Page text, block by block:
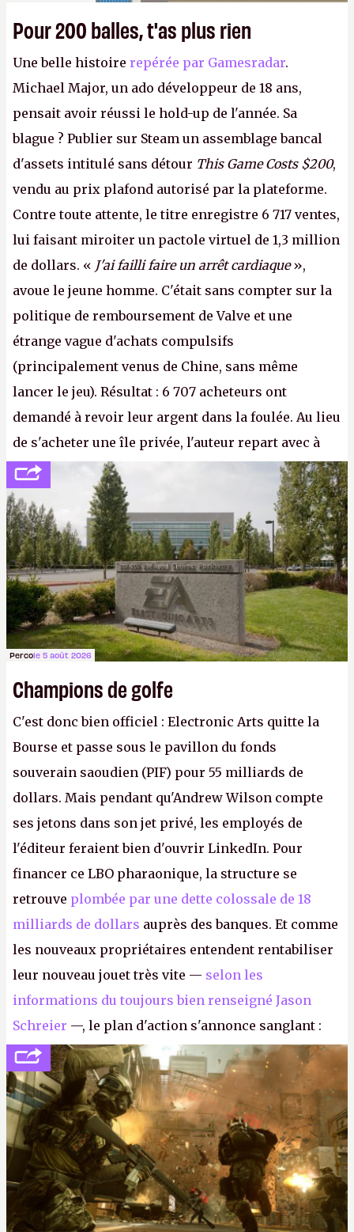
Pour 200 balles, t'as plus rien
Une belle histoire repérée par Gamesradar.
Michael Major, un ado développeur de 18 ans,
pensait avoir réussi le hold-up de l'année. Sa
blague ? Publier sur Steam un assemblage bancal
d'assets intitulé sans détour This Game Costs $200,
vendu au prix plafond autorisé par la plateforme.
Contre toute attente, le titre enregistre 6 717 ventes,
lui faisant miroiter un pactole virtuel de 1,3 million
de dollars. « J'ai failli faire un arrêt cardiaque»,
avoue le jeune homme. C'était sans compter sur la
politique de remboursement de Valve et une
étrange vague d'achats compulsifs
(principalement venus de Chine, sans même
lancer le jeu). Résultat : 6 707 acheteurs ont
demandé à revoir leur argent dans la foulée. Au lieu
de s'acheter une île privée, l'auteur repart avec à
peine 2 000 dollars en poche. C'est toujours plus
cher payé que le temps passé à dev, mais ça
apprendra aux petits malins qu'on ne braque pas
Gabe Newell aussi facilement.P.
Percole 5 août 2026
Champions de golfe
C'est donc bien officiel : Electronic Arts quitte la
Bourse et passe sous le pavillon du fonds
souverain saoudien (PIF) pour 55 milliards de
dollars. Mais pendant qu'Andrew Wilson compte
ses jetons dans son jet privé, les employés de
l'éditeur feraient bien d'ouvrir LinkedIn. Pour
financer ce LBO pharaonique, la structure se
retrouve plombée par une dette colossale de 18
milliards de dollars auprès des banques. Et comme
les nouveaux propriétaires entendent rentabiliser
leur nouveau jouet très vite — selon les
informations du toujours bien renseigné Jason
Schreier —, le plan d'action s'annonce sanglant :
réductions de coûts drastiques, fermetures de
studios et licenciements massifs. En gros, essorer
FCetBattlefield, puis virer le reste.P.